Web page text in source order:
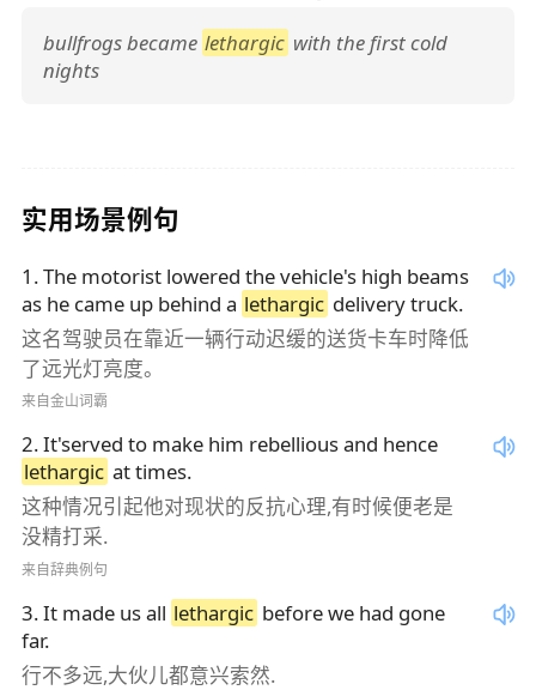
bullfrogs became lethargic with the first cold
nights
实用场景例句
1 .The motorist lowered the vehicle's high beams
as he came up behind a lethargic delivery truck.
这名驾驶员在靠近一辆行动迟缓的送货卡车时降低
了远光灯亮度。
来自金山词霸
2.It'served to make him rebellious and hence
lethargic at times.
这种情况引起他对现状的反抗心理,有时候便老是
没精打采.
来自辞典例句
3.It made us all lethargic before we had gone
far.
行不多远,大伙儿都意兴索然.